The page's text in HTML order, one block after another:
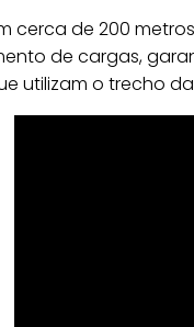
cerca de 200
de cargas,
utilizam o trecho